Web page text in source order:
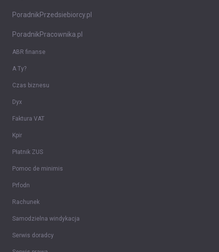
PoradnikPrzedsiebiorcy.pl
PoradnikPracownika.pl
ABR finanse
A Ty?
Czas biznesu
Dyx
Faktura VAT
Kpir
Płatnik ZUS
Pomoc de minimis
Prfodn
Rachunek
Samodzielna windykacja
Serwis doradcy